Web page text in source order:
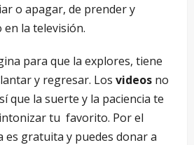
o apagar, de prender y
la televisión.
para que la explores, tiene
y regresar. Los videos no
que la suerte y la paciencia te
tu favorito. Por el
es gratuita y puedes donar a